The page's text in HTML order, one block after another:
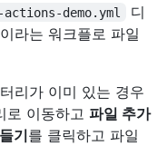
demo.yml
디
이라는 워크플로 파일
리가 이미 있는 경우
로 이동하고 파일 추가
기를 클릭하고 파일